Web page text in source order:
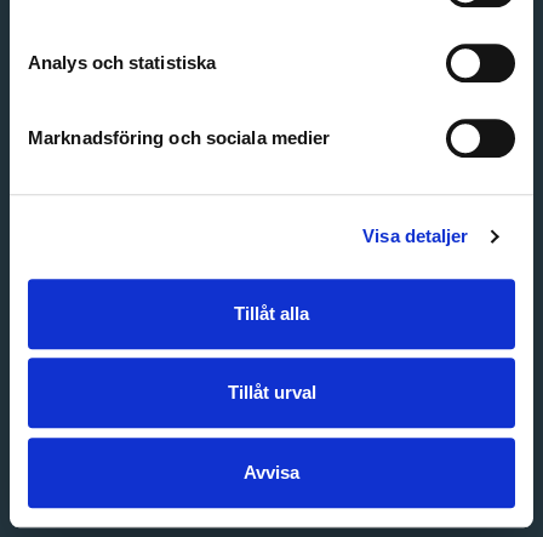
Analys och statistiska
Marknadsföring och sociala medier
Visa detaljer
Tillåt alla
Tillåt urval
Avvisa
Customer service